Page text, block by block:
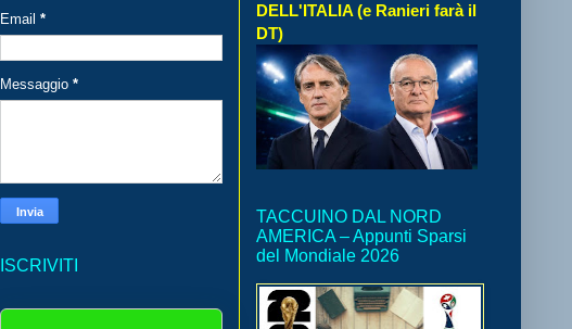
Email *
Messaggio *
ISCRIVITI
DELL'ITALIA (e Ranieri farà il
DT)
TACCUINO DAL NORD
AMERICA – Appunti Sparsi
del Mondiale 2026